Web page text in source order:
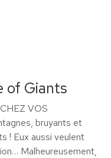
of Giants
VOS
bruyants et
! Eux aussi veulent
Malheureusement,